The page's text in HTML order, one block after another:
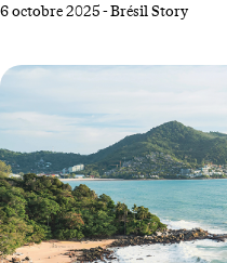
de totale folie régénératrice très
de Rio ? Un événement, une
l'un des plus beaux carnavals du
6 octobre 2025-Brésil Story